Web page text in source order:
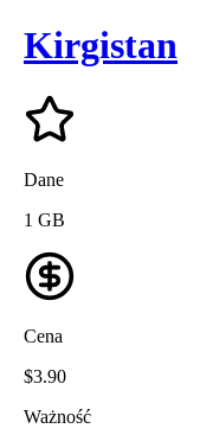
Kirgistan
Dane
1 GB
Cena
$3.90
Ważność